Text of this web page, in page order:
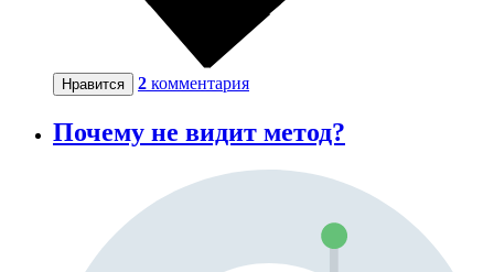
Нравится 2 комментария
Почему не видит метод?